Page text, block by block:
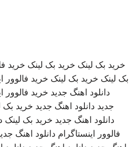
خرید بک لینک خرید بک لینک خرید
بک لینک خرید بک لینک خرید فالوور
دانلود اهنگ جدید خرید فالوور
جدید دانلود اهنگ جدید خرید بک
دانلود اهنگ جدید خرید بک لینک
فالوور اینستاگرام دانلود اهنگ